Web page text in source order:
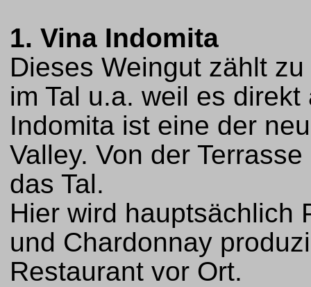
1. Vina Indomita
Dieses Weingut zählt
im Tal u.a. weil es
Indomita ist eine der
Valley. Von der
das Tal.
Hier wird hauptsächlich
und Chardonnay
Restaurant vor Ort.